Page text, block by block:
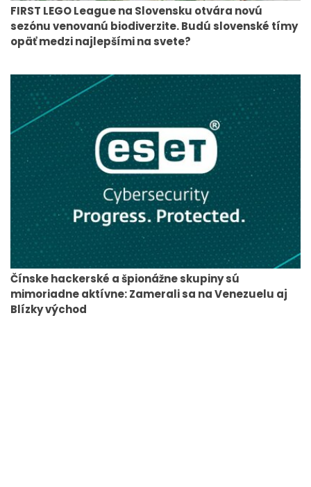
FIRST LEGO League na Slovensku otvára novú
sezónu venovanú biodiverzite. Budú slovenské tímy
opäť medzi najlepšími na svete?
Čínske hackerské a špionážne skupiny sú
mimoriadne aktívne: Zamerali sa na Venezuelu aj
Blízky východ